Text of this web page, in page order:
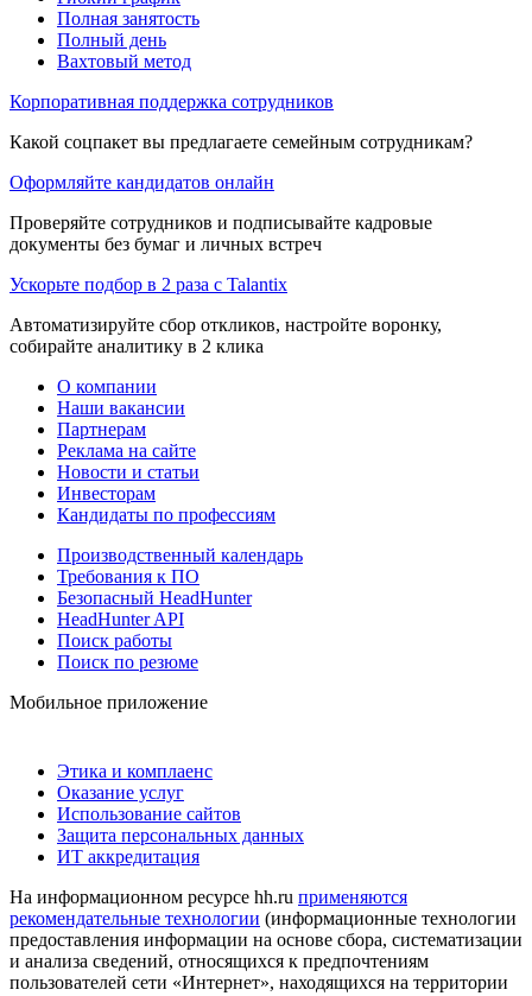
Полная занятость
Полный день
Вахтовый метод
Корпоративная поддержка сотрудников
Какой соцпакет вы предлагаете семейным сотрудникам?
Оформляйте кандидатов онлайн
Проверяйте сотрудников и подписывайте кадровые
документы без бумаг и личных встреч
Ускорьте подбор в 2 раза с Talantix
Автоматизируйте сбор откликов, настройте воронку,
собирайте аналитику в 2 клика
О компании
Наши вакансии
Партнерам
Реклама на сайте
Новости и статьи
Инвесторам
Кандидаты по профессиям
Производственный календарь
Требования к ПО
Безопасный HeadHunter
HeadHunter API
Поиск работы
Поиск по резюме
Мобильное приложение
Этика и комплаенс
Оказание услуг
Использование сайтов
Защита персональных данных
ИТ аккредитация
На информационном ресурсе hh.ru применяются
рекомендательные технологии (информационные технологии
предоставления информации на основе сбора, систематизации
и анализа сведений, относящихся к предпочтениям
пользователей сети «Интернет», находящихся на территории